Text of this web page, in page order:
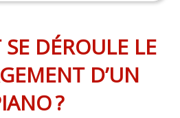
DÉROULE LE
D’UN
?